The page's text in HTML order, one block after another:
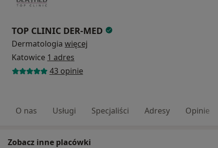
TOP CLINIC DER-MED
Dermatologia więcej
Katowice 1 adres
43 opinie
O nas Usługi Specjaliści Adresy Opinie
Zobacz inne placówki